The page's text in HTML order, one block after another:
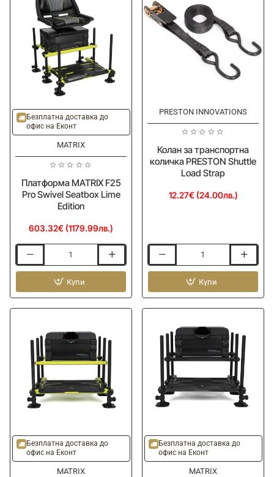
Безплатна доставка до
офис на Еконт
MATRIX
Платформа MATRIX F25
Pro Swivel Seatbox Lime
Edition
603.32€ (1179.99лв.)
MATRIX
Pro
Swivel
Edition
Купи
PRESTON INNOVATIONS
Колан за транспортна
количка PRESTON Shuttle
Load Strap
12.27€ (24.00лв.)
за
транспортна
количка
PRESTON
Strap
Купи
Безплатна доставка до
офис на Еконт
MATRIX
Безплатна доставка до
офис на Еконт
MATRIX